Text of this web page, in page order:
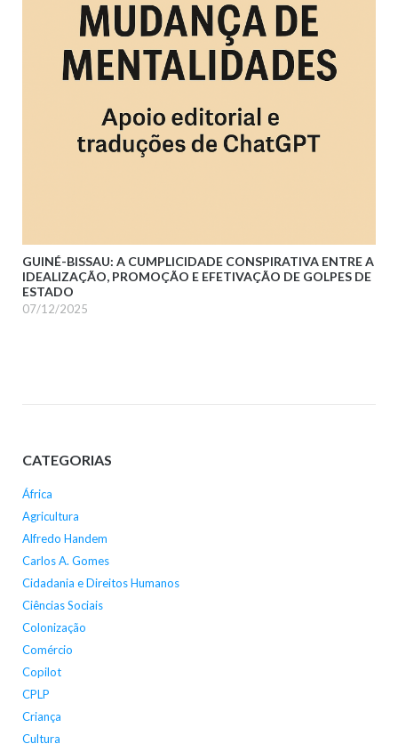
GUINÉ-BISSAU: A CUMPLICIDADE CONSPIRATIVA ENTRE A
IDEALIZAÇÃO, PROMOÇÃO E EFETIVAÇÃO DE GOLPES DE
ESTADO
07/12/2025
CATEGORIAS
África
Agricultura
Alfredo Handem
Carlos A. Gomes
Cidadania e Direitos Humanos
Ciências Sociais
Colonização
Comércio
Copilot
CPLP
Criança
Cultura